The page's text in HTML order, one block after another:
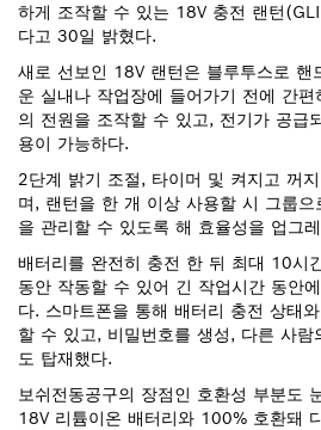
하게 조작할 수 있는 18V 충전 랜턴
다고 30일 밝혔다.
새로 선보인 18V 랜턴은 블루투스로 핸
운 실내나 작업장에 들어가기 전에 간편
의 전원을 조작할 수 있고, 전기가 공급
용이 가능하다.
2단계 밝기 조절, 타이머 및 켜지고 꺼
며, 랜턴을 한 개 이상 사용할 시 그룹
을 관리할 수 있도록 해 효율성을 업그
배터리를 완전히 충전 한 뒤 최대 10시
동안 작동할 수 있어 긴 작업시간 동안
다. 스마트폰을 통해 배터리 충전 상태
할 수 있고, 비밀번호를 생성, 다른 사람
도 탑재했다.
보쉬전동공구의 장점인 호환성 부분도
18V 리튬이온 배터리와 100% 호환돼